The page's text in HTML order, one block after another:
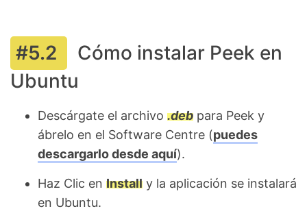
Cómo instalar Peek en
Ubuntu
Descárgate el archivo .deb para Peek y
ábrelo en el Software Centre (puedes
descargarlo desde aquí).
Haz Clic en Install y la aplicación se instalará
en Ubuntu.